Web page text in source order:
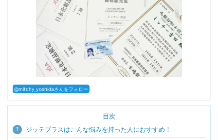
@mitchy_yoshidaさんをフォロー
目次
1 ジッテプラスはこんな悩みを持った人におすすめ！